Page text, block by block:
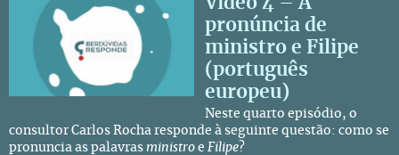
pronúncia de
ministro e Filipe
(português
europeu)
Neste quarto episódio, o
consultor Carlos Rocha responde à seguinte questão: como se
pronuncia as palavras ministro e Filipe?